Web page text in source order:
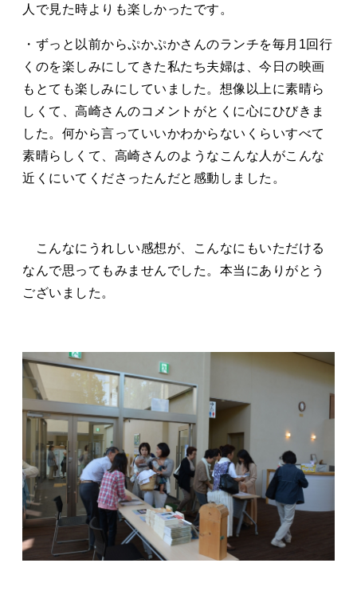
人で見た時よりも楽しかったです。
・ずっと以前からぷかぷかさんのランチを毎月1回行
くのを楽しみにしてきた私たち夫婦は、今日の映画
もとても楽しみにしていました。想像以上に素晴ら
しくて、高崎さんのコメントがとくに心にひびきま
した。何から言っていいかわからないくらいすべて
素晴らしくて、高崎さんのようなこんな人がこんな
近くにいてくださったんだと感動しました。
こんなにうれしい感想が、こんなにもいただける
なんで思ってもみませんでした。本当にありがとう
ございました。